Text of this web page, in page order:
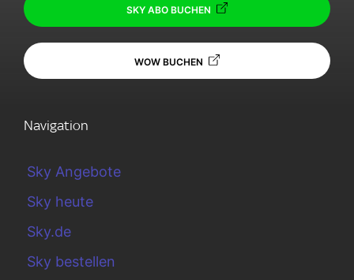
SKY ABO BUCHEN
WOW BUCHEN
Navigation
Sky Angebote
Sky heute
Sky.de
Sky bestellen